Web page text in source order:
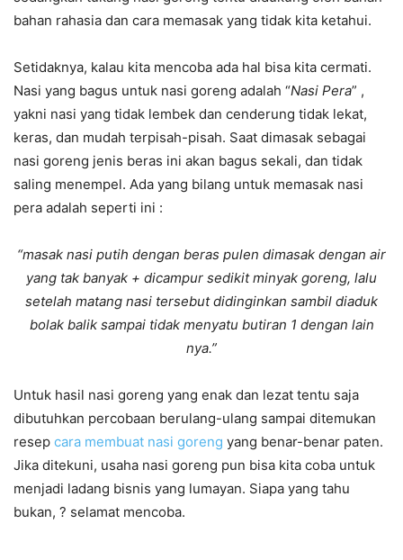
bahan rahasia dan cara memasak yang tidak kita ketahui.
Setidaknya, kalau kita mencoba ada hal bisa kita cermati.
Nasi yang bagus untuk nasi goreng adalah “Nasi Pera” ,
yakni nasi yang tidak lembek dan cenderung tidak lekat,
keras, dan mudah terpisah-pisah. Saat dimasak sebagai
nasi goreng jenis beras ini akan bagus sekali, dan tidak
saling menempel. Ada yang bilang untuk memasak nasi
pera adalah seperti ini :
“masak nasi putih dengan beras pulen dimasak dengan air
yang tak banyak + dicampur sedikit minyak goreng, lalu
setelah matang nasi tersebut didinginkan sambil diaduk
bolak balik sampai tidak menyatu butiran 1 dengan lain
nya.”
Untuk hasil nasi goreng yang enak dan lezat tentu saja
dibutuhkan percobaan berulang-ulang sampai ditemukan
resep cara membuat nasi goreng yang benar-benar paten.
Jika ditekuni, usaha nasi goreng pun bisa kita coba untuk
menjadi ladang bisnis yang lumayan. Siapa yang tahu
bukan, ? selamat mencoba.